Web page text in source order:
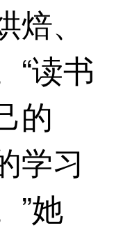
、
“读书
的
学习
”她